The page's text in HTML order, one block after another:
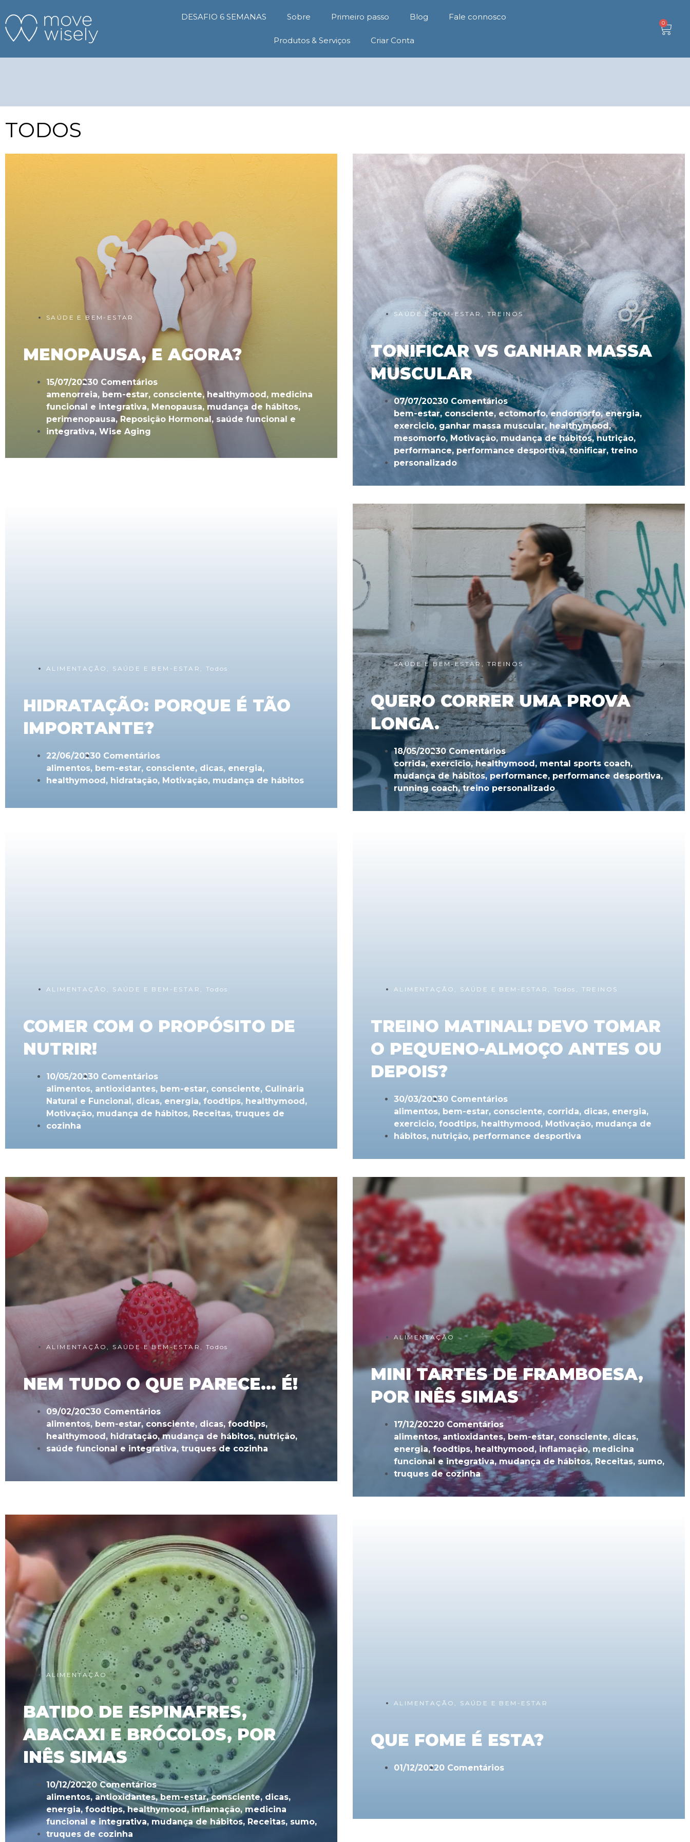
DESAFIO 6 SEMANAS Sobre Primeiro passo Blog Fale connosco
Produtos & Serviços Criar Conta
0
TODOS
SAÚDE E BEM-ESTAR
MENOPAUSA, E AGORA?
15/07/20230 Comentários
amenorreia, bem-estar, consciente, healthymood, medicina
funcional e integrativa, Menopausa, mudança de hábitos,
perimenopausa,Reposição Hormonal, saúde funcional e
integrativa, Wise Aging
SAÚDE E BEM-ESTAR , TREINOS
TONIFICAR VS GANHAR MASSA
MUSCULAR
07/07/20230 Comentários
bem-estar, consciente, ectomorfo,endomorfo,energia,
exercicio,ganhar massa muscular,healthymood,
mesomorfo, Motivação, mudança de hábitos,nutrição,
performance, performance desportiva,tonificar, treino
personalizado
ALIMENTAÇÃO , SAÚDE E BEM-ESTAR , Todos
HIDRATAÇÃO: PORQUE É TÃO
IMPORTANTE?
22/06/20230 Comentários
alimentos, bem-estar, consciente, dicas, energia,
healthymood, hidratação, Motivação, mudança de hábitos
SAÚDE E BEM-ESTAR , TREINOS
QUERO CORRER UMA PROVA
LONGA.
18/05/20230 Comentários
corrida,exercicio,healthymood, mental sports coach,
mudança de hábitos, performance, performance desportiva,
running coach,treino personalizado
ALIMENTAÇÃO , SAÚDE E BEM-ESTAR , Todos
COMER COM O PROPÓSITO DE
NUTRIR!
10/05/20230 Comentários
alimentos, antioxidantes, bem-estar, consciente, Culinária
Natural e Funcional, dicas, energia, foodtips, healthymood,
Motivação, mudança de hábitos, Receitas, truques de
cozinha
ALIMENTAÇÃO , SAÚDE E BEM-ESTAR , Todos , TREINOS
TREINO MATINAL! DEVO TOMAR
O PEQUENO-ALMOÇO ANTES OU
DEPOIS?
30/03/20230 Comentários
alimentos, bem-estar, consciente, corrida, dicas, energia,
exercicio, foodtips, healthymood, Motivação, mudança de
hábitos, nutrição, performance desportiva
ALIMENTAÇÃO, SAÚDE E BEM-ESTAR, Todos
NEM TUDO O QUE PARECE… É!
09/02/20230 Comentários
alimentos, bem-estar, consciente, dicas, foodtips,
healthymood, hidratação,mudança de hábitos, nutrição,
saúde funcional e integrativa, truques de cozinha
ALIMENTAÇÃO
MINI TARTES DE FRAMBOESA,
POR INÊS SIMAS
17/12/20220 Comentários
alimentos, antioxidantes, bem-estar, consciente, dicas,
energia, foodtips, healthymood, inflamação, medicina
funcional e integrativa,mudança de hábitos, Receitas, sumo,
truques de cozinha
ALIMENTAÇÃO
BATIDO DE ESPINAFRES,
ABACAXI E BRÓCOLOS, POR
INÊS SIMAS
10/12/20220 Comentários
alimentos, antioxidantes,bem-estar,consciente, dicas,
energia,foodtips,healthymood,inflamação,medicina
funcional e integrativa, mudança de hábitos, Receitas, sumo,
truques de cozinha
ALIMENTAÇÃO , SAÚDE E BEM-ESTAR
QUE FOME É ESTA?
01/12/20220 Comentários